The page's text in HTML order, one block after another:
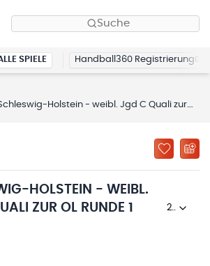
Suche
SPIELE Handball360 Registrierung
Holstein - weibl. Jgd C Quali zur OL Runde 1 St. 3
HOLSTEIN - WEIBL.
ZUR OL RUNDE 1
2025/26